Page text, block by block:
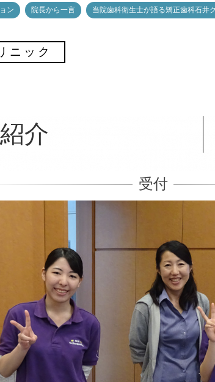
ン 院長から一言 当院歯科衛生士が語る矯正歯科石井
ニック
介
受付